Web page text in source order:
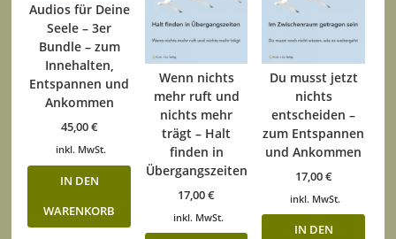
Audios für Deine
Seele – 3er
Bundle – zum
Innehalten,
Entspannen und
Ankommen
45,00€
inkl. MwSt.
IN DEN
WARENKORB
Wenn nichts
mehr ruft und
nichts mehr
trägt – Halt
finden in
Übergangszeiten
17,00€
inkl. MwSt.
Du musst jetzt
nichts
entscheiden –
zum Entspannen
und Ankommen
17,00€
inkl. MwSt.
IN DEN